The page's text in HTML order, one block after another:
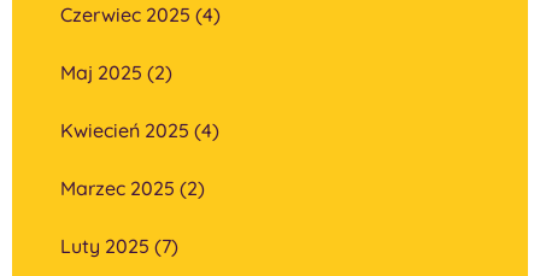
Czerwiec 2025 (4)
Maj 2025 (2)
Kwiecień 2025 (4)
Marzec 2025 (2)
Luty 2025 (7)